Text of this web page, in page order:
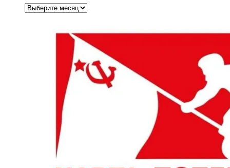
Архивы